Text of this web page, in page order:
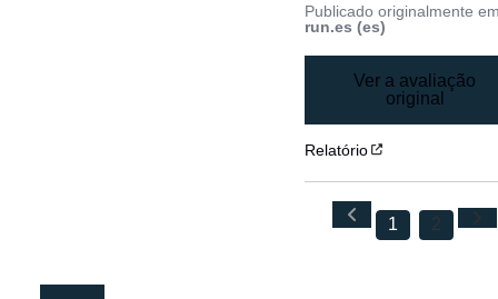
Publicado originalmente
run.es (es)
Ver a avaliação
original
Relatório
1 2